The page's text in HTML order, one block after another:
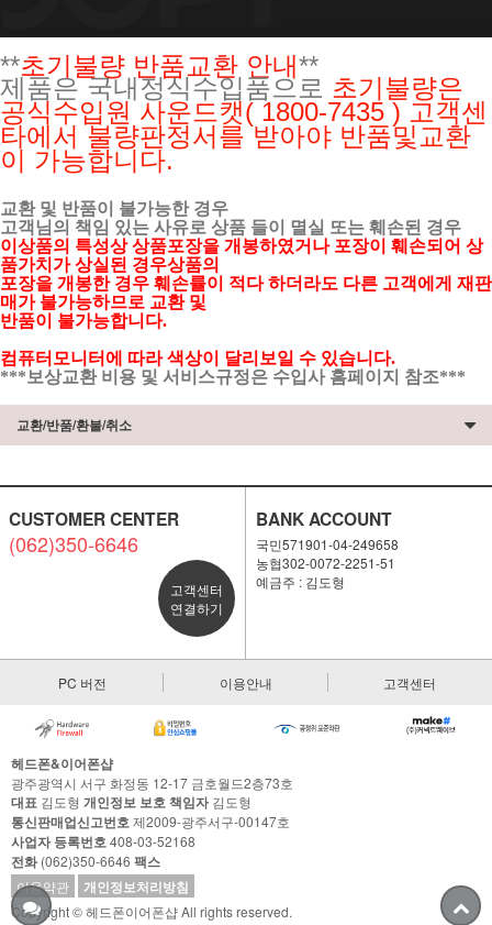
**초기불량 반품교환 안내**
제품은 국내정식수입품으로 초기불량은
공식수입원 사운드캣( 1800-7435 ) 고객센
타에서 불량판정서를 받아야 반품및교환
이 가능합니다.
교환 및 반품이 불가능한 경우
고객님의 책임 있는 사유로 상품 들이 멸실 또는 훼손된 경우
이상품의 특성상 상품포장을 개봉하였거나 포장이 훼손되어 상
품가치가 상실된 경우상품의
포장을 개봉한 경우 훼손률이 적다 하더라도 다른 고객에게 재판
매가 불가능하므로 교환 및
반품이 불가능합니다.
컴퓨터모니터에 따라 색상이 달리보일 수 있습니다.
***보상교환 비용 및 서비스규정은 수입사 홈페이지 참조***
교환/반품/환불/취소
CUSTOMER CENTER
(062)350-6646
고객센터
연결하기
BANK ACCOUNT
국민571901-04-249658
농협302-0072-2251-51
예금주 : 김도형
PC 버전 이용안내 고객센터
헤드폰&이어폰샵
광주광역시 서구 화정동 12-17 금호월드2층73호
대표 김도형 개인정보 보호 책임자김도형
통신판매업신고번호제2009-광주서구-00147호
사업자 등록번호408-03-52168
전화(062)350-6646 팩스
이용약관 개인정보처리방침
Copyright © 헤드폰이어폰샵 All rights reserved.